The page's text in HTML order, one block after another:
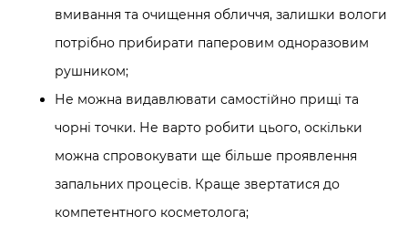
вмивання та очищення обличчя, залишки вологи
потрібно прибирати паперовим одноразовим
рушником;
Не можна видавлювати самостійно прищі та
чорні точки. Не варто робити цього, оскільки
можна спровокувати ще більше проявлення
запальних процесів. Краще звертатися до
компетентного косметолога;